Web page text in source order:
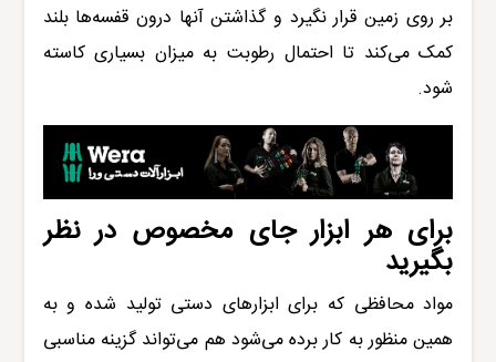
بر روی زمین قرار نگیرد و گذاشتن آنها درون قفسه‌ها بلند
کمک می‌کند تا احتمال رطوبت به میزان بسیاری کاسته
شود.
برای هر ابزار جای مخصوص در نظر
بگیرید
مواد محافظی که برای ابزارهای دستی تولید شده و به
همین منظور به کار برده می‌شود هم می‌تواند گزینه مناسبی